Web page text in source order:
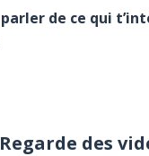
de ce qui
Regarde des